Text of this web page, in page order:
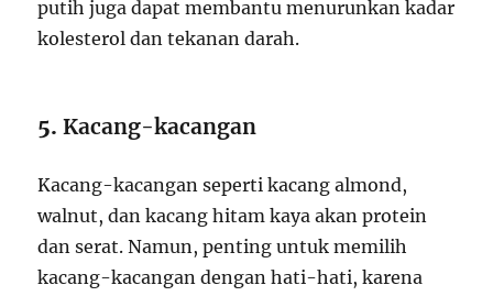
putih juga dapat membantu menurunkan kadar
kolesterol dan tekanan darah.
5.Kacang-kacangan
Kacang-kacangan seperti kacang almond,
walnut, dan kacang hitam kaya akan protein
dan serat. Namun, penting untuk memilih
kacang-kacangan dengan hati-hati, karena